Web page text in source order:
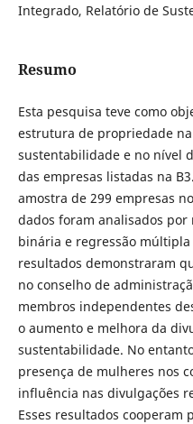
Integrado, Relatório de
Resumo
Esta pesquisa teve como
estrutura de propriedade
sustentabilidade e no nível
das empresas listadas na
amostra de 299 empresas
dados foram analisados
binária e regressão
resultados demonstraram
no conselho de
membros independentes
o aumento e melhora da
sustentabilidade. No
presença de mulheres nos
influência nas divulgações
Esses resultados cooperam